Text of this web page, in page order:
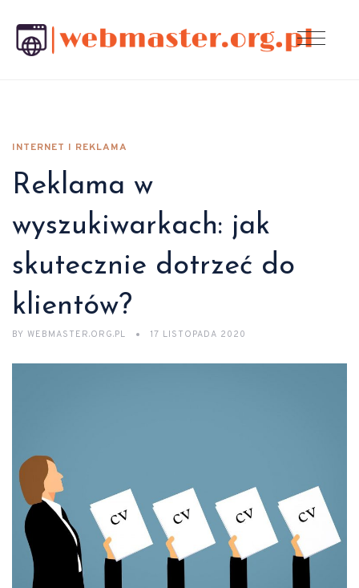
INTERNET I REKLAMA
Reklama w
wyszukiwarkach: jak
skutecznie dotrzeć do
klientów?
BY WEBMASTER.ORG.PL 17 LISTOPADA 2020